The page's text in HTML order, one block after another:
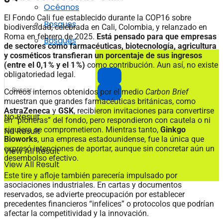
Bosques
No Result
View All Result
Océanos
Bosques
No Result
View All Result
El Fondo Cali fue establecido durante la COP16 sobre
biodiversidad, celebrada en Cali, Colombia, y relanzado en
Roma en febrero de 2025. Está pensado para que empresas
de sectores como farmacéuticas, biotecnología, agricultura
y cosméticos transfieran un porcentaje de sus ingresos
(entre el 0,1 % y el 1 %)como contribución. Aun así, no existe
obligatoriedad legal.
Correos internos obtenidos por el medio Carbon Brief
muestran que grandes farmacéuticas británicas, como
AstraZeneca y GSK, recibieron invitaciones para convertirse
en “pioneras” del fondo, pero respondieron con cautela o ni
siquiera se comprometieron. Mientras tanto, Ginkgo
Bioworks, una empresa estadounidense, fue la única que
expresó intenciones de aportar, aunque sin concretar aún un
desembolso efectivo.
Este tire y afloje también parecería impulsado por
asociaciones industriales. En cartas y documentos
reservados, se advierte preocupación por establecer
precedentes financieros “infelices” o protocolos que podrían
afectar la competitividad y la innovación.